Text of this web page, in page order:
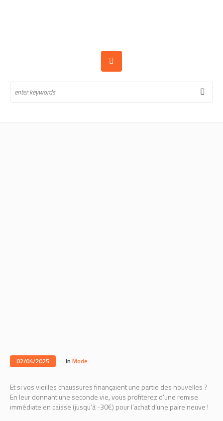
02/04/2025 In Mode
Et si vos vieilles chaussures finançaient une partie des nouvelles ?
En leur donnant une seconde vie, vous profiterez d’une remise
immédiate en caisse (jusqu’à -30€) pour l’achat d’une paire neuve !